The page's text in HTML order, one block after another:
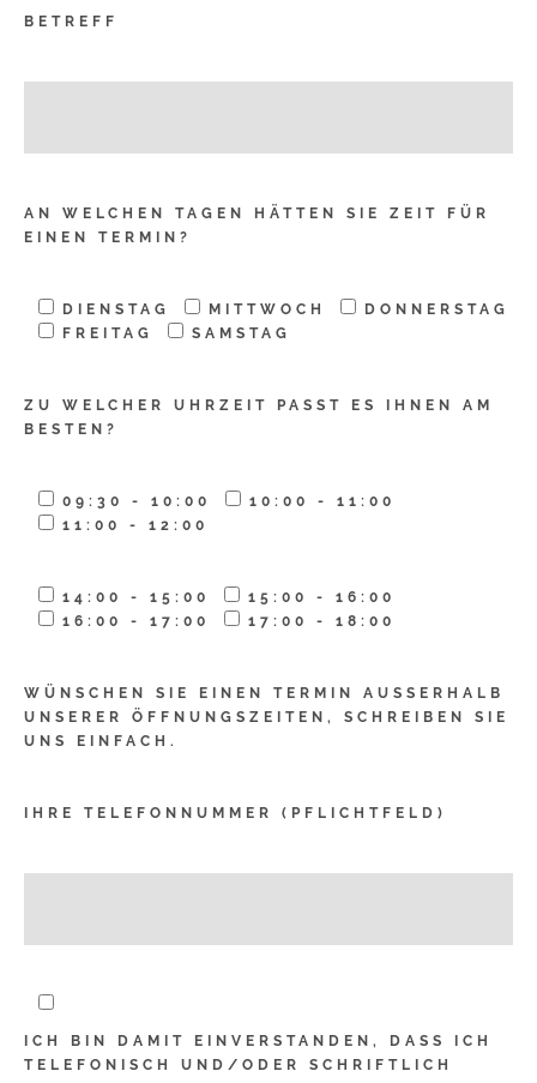
BETREFF
AN WELCHEN TAGEN HÄTTEN SIE ZEIT FÜR
EINEN TERMIN?
DIENSTAG MITTWOCH
DONNERSTAG
FREITAG
SAMSTAG
ZU WELCHER UHRZEIT PASST ES IHNEN AM
BESTEN?
09:30 - 10:00
10:00 - 11:00
11:00 - 12:00
14:00 - 15:00
15:00 - 16:00
16:00 - 17:00
17:00 - 18:00
WÜNSCHEN SIE EINEN TERMIN AUSSERHALB U
NSERER ÖFFNUNGSZEITEN, SCHREIBEN SIE U
NS EINFACH.
IHRE TELEFONNUMMER (PFLICHTFELD)
ICH BIN DAMIT EINVERSTANDEN, DASS ICH
TELEFONISCH UND/ODER SCHRIFTLICH